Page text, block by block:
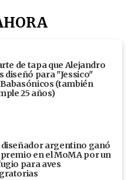
de tapa que Alejandro
diseñó para "Jessico"
(también
25 años)
diseñador argentino ganó
en el MoMA por un
para aves